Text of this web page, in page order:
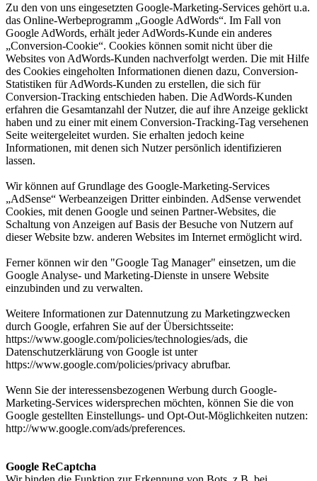
Zu den von uns eingesetzten Google-Marketing-Services gehört u.a.
das Online-Werbeprogramm „Google AdWords“. Im Fall von
Google AdWords, erhält jeder AdWords-Kunde ein anderes
„Conversion-Cookie“. Cookies können somit nicht über die
Websites von AdWords-Kunden nachverfolgt werden. Die mit Hilfe
des Cookies eingeholten Informationen dienen dazu, Conversion-
Statistiken für AdWords-Kunden zu erstellen, die sich für
Conversion-Tracking entschieden haben. Die AdWords-Kunden
erfahren die Gesamtanzahl der Nutzer, die auf ihre Anzeige geklickt
haben und zu einer mit einem Conversion-Tracking-Tag versehenen
Seite weitergeleitet wurden. Sie erhalten jedoch keine
Informationen, mit denen sich Nutzer persönlich identifizieren
lassen.
Wir können auf Grundlage des Google-Marketing-Services
„AdSense“ Werbeanzeigen Dritter einbinden. AdSense verwendet
Cookies, mit denen Google und seinen Partner-Websites, die
Schaltung von Anzeigen auf Basis der Besuche von Nutzern auf
dieser Website bzw. anderen Websites im Internet ermöglicht wird.
Ferner können wir den "Google Tag Manager" einsetzen, um die
Google Analyse- und Marketing-Dienste in unsere Website
einzubinden und zu verwalten.
Weitere Informationen zur Datennutzung zu Marketingzwecken
durch Google, erfahren Sie auf der Übersichtsseite:
https://www.google.com/policies/technologies/ads, die
Datenschutzerklärung von Google ist unter
https://www.google.com/policies/privacy abrufbar.
Wenn Sie der interessensbezogenen Werbung durch Google-
Marketing-Services widersprechen möchten, können Sie die von
Google gestellten Einstellungs- und Opt-Out-Möglichkeiten nutzen:
http://www.google.com/ads/preferences.
Google ReCaptcha